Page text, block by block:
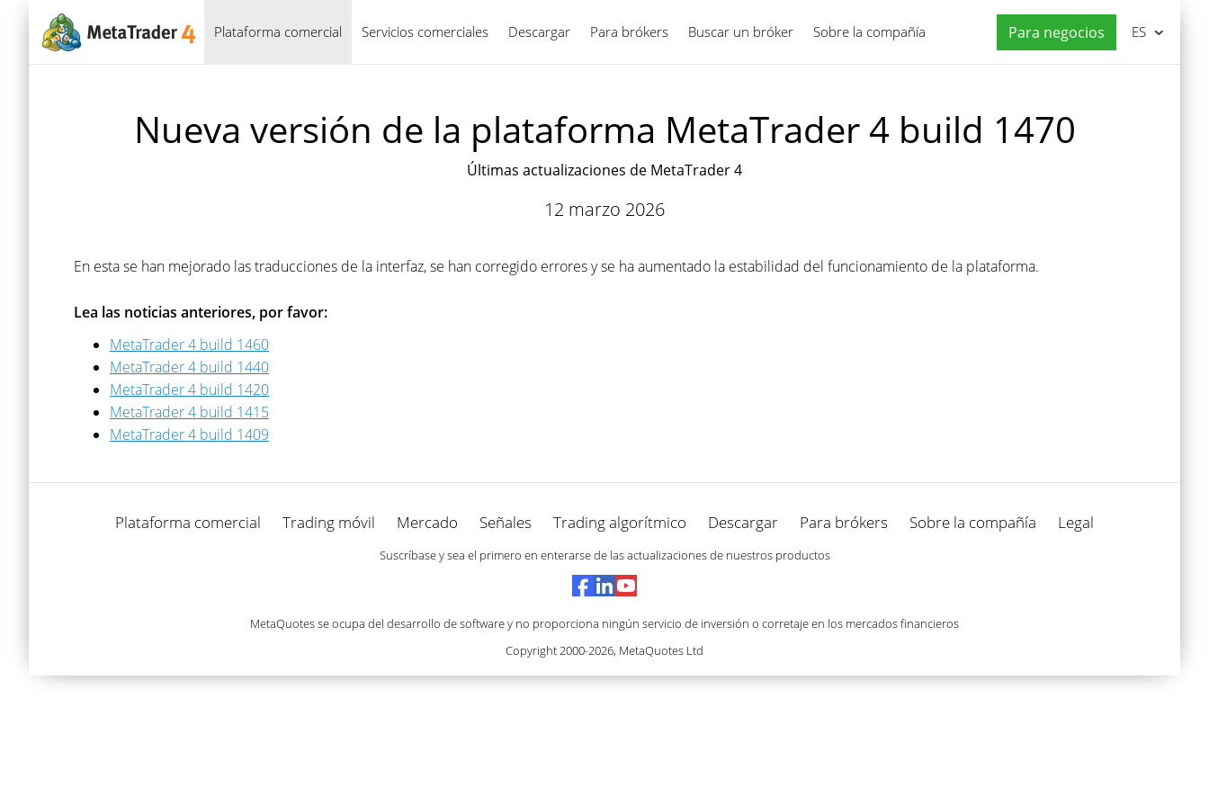
Plataforma comercial Servicios comerciales Descargar Para brókers Buscar un bróker Sobre la compañía Para negocios
Español ES
Nueva versión de la plataforma MetaTrader 4 build 1470
Últimas actualizaciones de MetaTrader 4
12 marzo 2026
En esta se han mejorado las traducciones de la interfaz, se han corregido errores y se ha aumentado la estabilidad del funcionamiento de la plataforma.
Lea las noticias anteriores, por favor:
MetaTrader 4 build 1460
MetaTrader 4 build 1440
MetaTrader 4 build 1420
MetaTrader 4 build 1415
MetaTrader 4 build 1409
Plataforma comercial Trading móvil Mercado Señales Trading algorítmico Descargar Para brókers Sobre la compañía Legal
Suscríbase y sea el primero en enterarse de las actualizaciones de nuestros productos
MetaQuotes se ocupa del desarrollo de software y no proporciona ningún servicio de inversión o corretaje en los mercados financieros
Copyright 2000-2026, MetaQuotes Ltd